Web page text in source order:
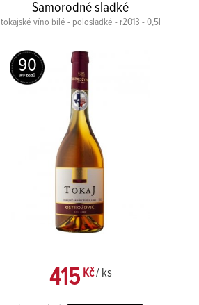
Samorodné sladké
tokajské víno bílé - polosladké - r2013 - 0,5l
90
415Kč/ ks